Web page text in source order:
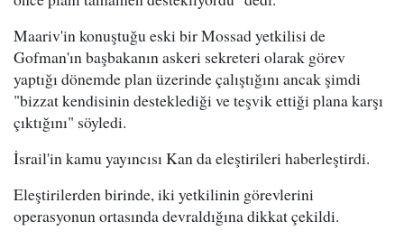
Maariv'in konuştuğu eski bir Mossad yetkilisi de
Gofman'ın başbakanın askeri sekreteri olarak görev
yaptığı dönemde plan üzerinde çalıştığını ancak şimdi
"bizzat kendisinin desteklediği ve teşvik ettiği plana karşı
çıktığını" söyledi.
İsrail'in kamu yayıncısı Kan da eleştirileri haberleştirdi.
Eleştirilerden birinde, iki yetkilinin görevlerini
operasyonun ortasında devraldığına dikkat çekildi.